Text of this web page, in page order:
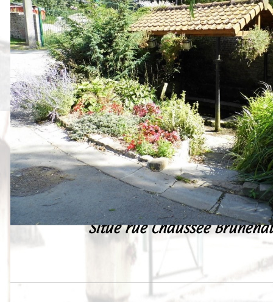
Presse
Liens
Situé rue Chaussée